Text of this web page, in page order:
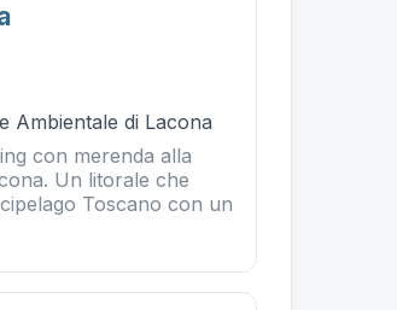
Ambientale di Lacona
con merenda alla
Un litorale che
Toscano con un